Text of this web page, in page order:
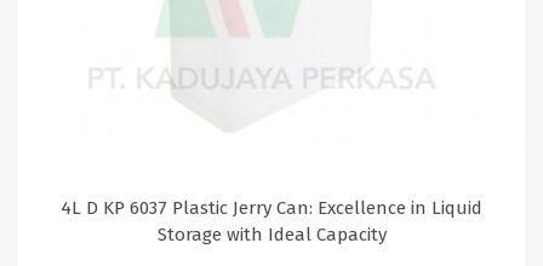
4L D KP 6037 Plastic Jerry Can: Excellence in Liquid
Storage with Ideal Capacity